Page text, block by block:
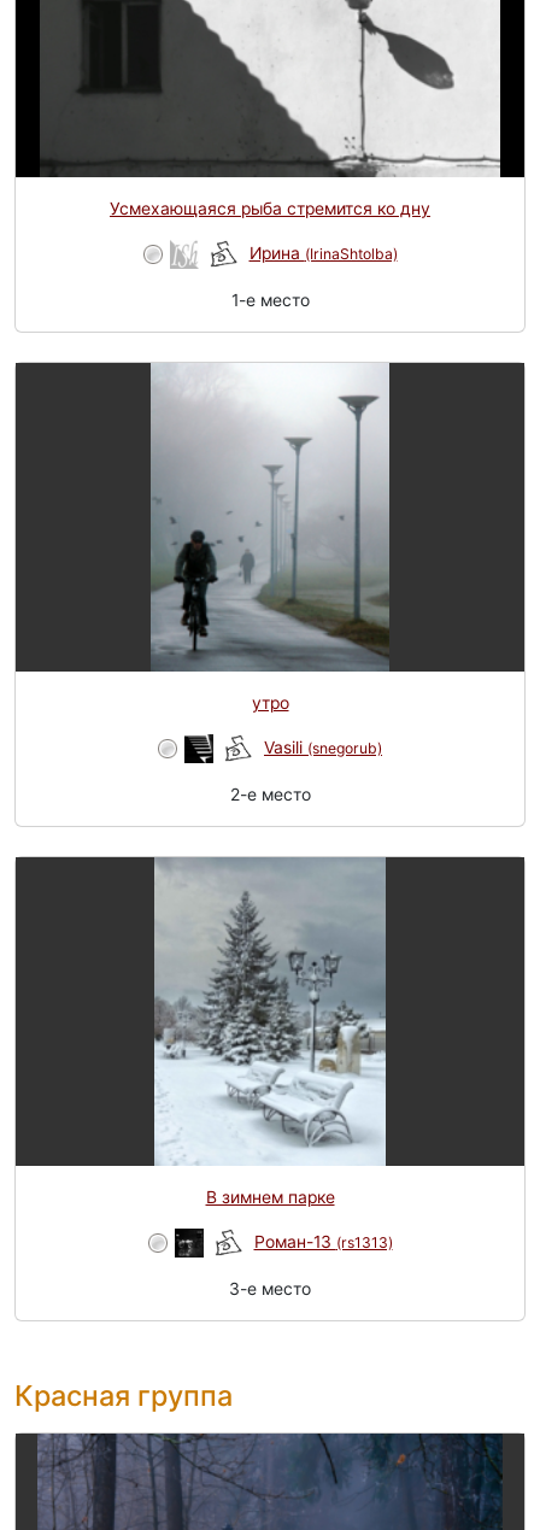
Усмехающаяся рыба стремится ко дну
Ирина (IrinaShtolba)
1-e место
утро
Vasili (snegorub)
2-e место
В зимнем парке
Роман-13 (rs1313)
3-e место
Красная группа